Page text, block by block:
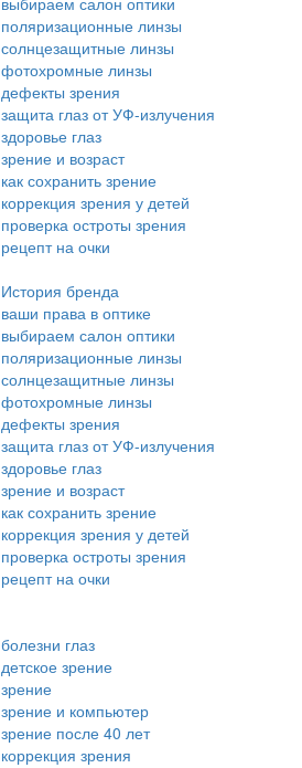
поляризационные линзы
солнцезащитные линзы
фотохромные линзы
дефекты зрения
защита глаз от УФ-излучения
здоровье глаз
зрение и возраст
как сохранить зрение
коррекция зрения у детей
проверка остроты зрения
рецепт на очки
История бренда
ваши права в оптике
выбираем салон оптики
поляризационные линзы
солнцезащитные линзы
фотохромные линзы
дефекты зрения
защита глаз от УФ-излучения
здоровье глаз
зрение и возраст
как сохранить зрение
коррекция зрения у детей
проверка остроты зрения
рецепт на очки
болезни глаз
детское зрение
зрение
зрение и компьютер
зрение после 40 лет
коррекция зрения